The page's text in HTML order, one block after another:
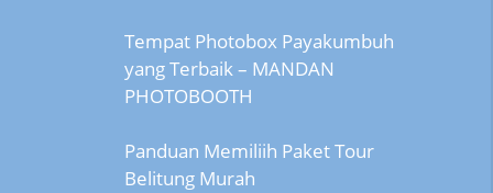
Tempat Photobox Payakumbuh
yang Terbaik – MANDAN
PHOTOBOOTH
Panduan Memiliih Paket Tour
Belitung Murah